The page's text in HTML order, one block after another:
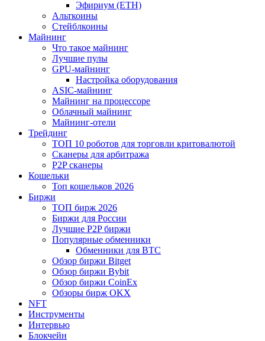
Эфириум (ETH)
Альткоины
Стейблкоины
Майнинг
Что такое майнинг
Лучшие пулы
GPU-майнинг
Настройка оборудования
ASIC-майнинг
Майнинг на процессоре
Облачный майнинг
Майнинг-отели
Трейдинг
ТОП 10 роботов для торговли критовалютой
Сканеры для арбитража
P2P сканеры
Кошельки
Топ кошельков 2026
Биржи
ТОП бирж 2026
Биржи для России
Лучшие P2P биржи
Популярные обменники
Обменники для BTC
Обзор биржи Bitget
Обзор биржи Bybit
Обзор биржи CoinEx
Обзоры бирж OKX
NFT
Инструменты
Интервью
Блокчейн